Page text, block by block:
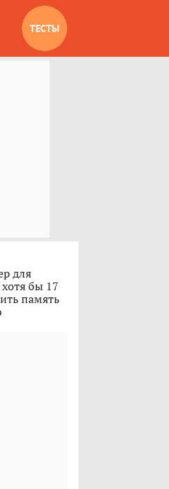
ТЕСТЫ
для
бы 17
память